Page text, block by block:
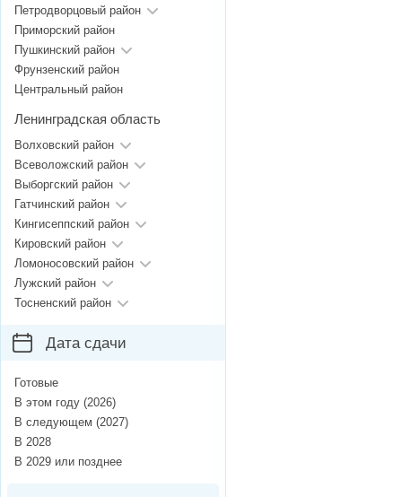
Петродворцовый район
Приморский район
Пушкинский район
Фрунзенский район
Центральный район
Ленинградская область
Волховский район
Всеволожский район
Выборгский район
Гатчинский район
Кингисеппский район
Кировский район
Ломоносовский район
Лужский район
Тосненский район
Дата сдачи
Готовые
В этом году (2026)
В следующем (2027)
В 2028
В 2029 или позднее